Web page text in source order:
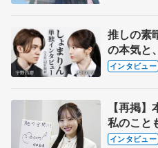
推しの素
の本気と
田真凜の
インタビュー
【再掲
私のこと
退時の単
インタビュー